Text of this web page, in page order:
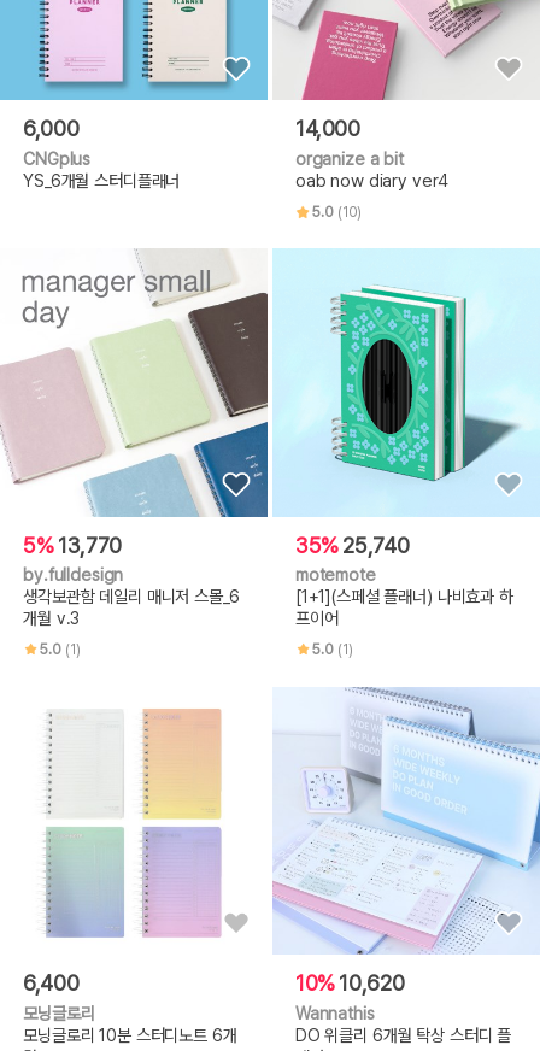
6,000
CNGplus
YS_6개월 스터디플래너
14,000
organize a bit
oab now diary ver4
5.0 (10)
5% 13,770
by.fulldesign
생각보관함 데일리 매니저 스몰_6
개월 v.3
5.0 (1)
35%25,740
motemote
[1+1](스페셜 플래너) 나비효과 하
프이어
5.0 (1)
6,400
모닝글로리
모닝글로리 10분 스터디노트 6개
10%10,620
Wannathis
DO 위클리 6개월 탁상 스터디 플